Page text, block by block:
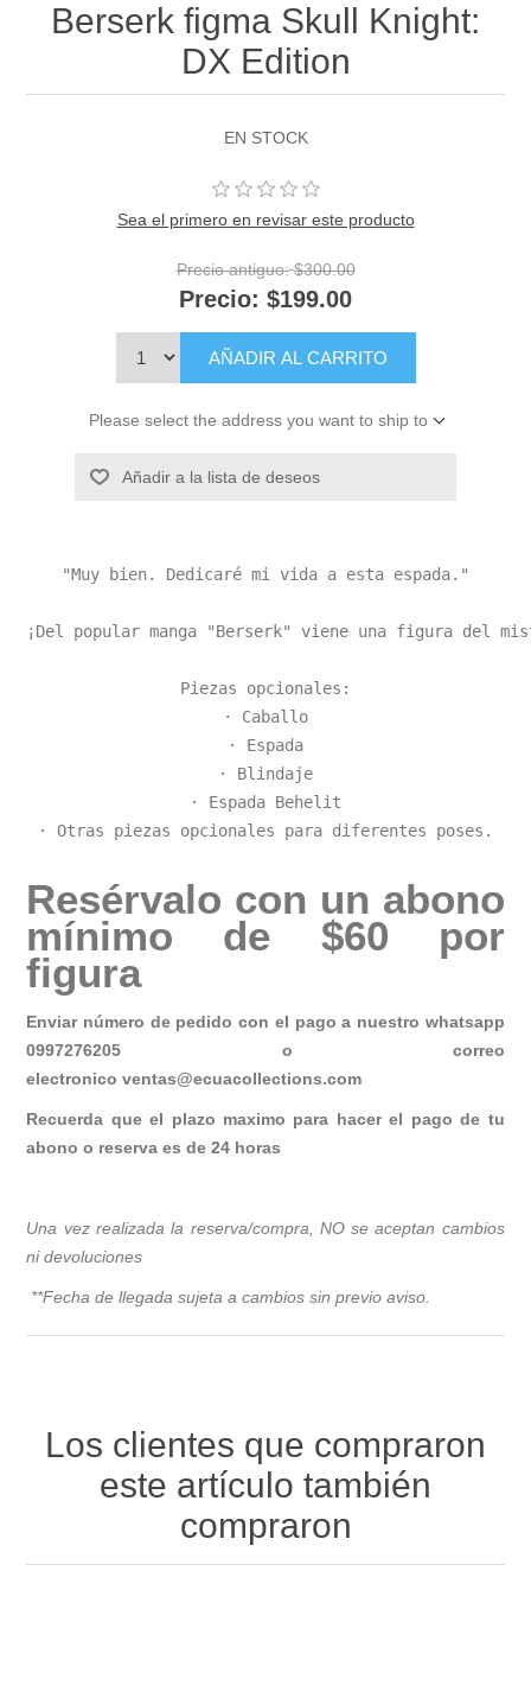
Berserk figma Skull Knight:
DX Edition
EN STOCK
Sea el primero en revisar este producto
Precio antiguo: $300.00
Precio: $199.00
AÑADIR AL CARRITO
Please select the address you want to ship to
Añadir a la lista de deseos
"Muy bien. Dedicaré mi vida a esta espada."
¡Del popular manga "Berserk" viene una figura del
Piezas opcionales:
· Caballo
· Espada
· Blindaje
· Espada Behelit
· Otras piezas opcionales para diferentes poses.
Resérvalo con un abono
mínimo de $60 por
figura
Enviar número de pedido con el pago a nuestro whatsapp
0997276205 o correo
electronicoventas@ecuacollections.com
Recuerda que el plazo maximo para hacer el pago de tu
abono o reserva es de 24 horas
Una vez realizada la reserva/compra, NO se aceptan cambios
ni devoluciones
**Fecha de llegada sujeta a cambios sin previo aviso.
Los clientes que compraron
este artículo también
compraron